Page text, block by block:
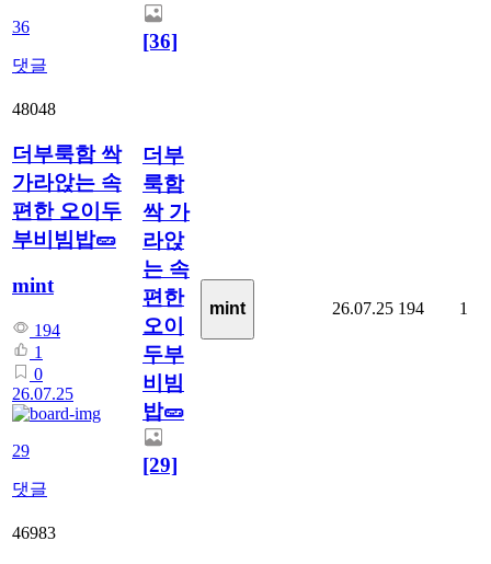
36
댓글
[36]
48048
더부룩함 싹
가라앉는 속
편한 오이두
부비빔밥🥒
mint
194
1
0
26.07.25
29
댓글
더부
룩함
싹 가
라앉
는 속
편한
오이
두부
비빔
밥🥒
[29]
mint 26.07.25 194 1
46983